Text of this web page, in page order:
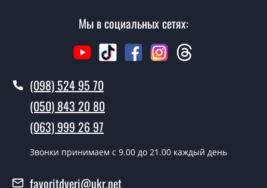
Мы в социальных сетях:
(098) 524 95 70
(050) 843 20 80
(063) 999 26 97
Звонки принимаем c 9.00 до 21.00 каждый день
favoritdveri@ukr.net